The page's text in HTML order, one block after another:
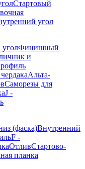
Стартовый
угол
Финишный
и
Альта-
Саморезы для
J -
(фаска)Внутренний
F -
ОтливСтартово-
планка